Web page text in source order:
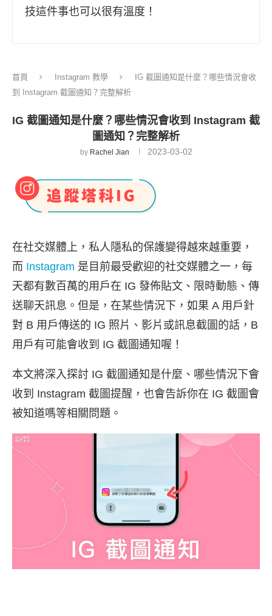
技這件事也可以很有溫度！
首頁 Instagram 教學
IG 截圖通知是什麼？哪些情況會收
到 Instagram 截圖通知？完整解析
IG 截圖通知是什麼？哪些情況會收到 Instagram 截
圖通知？完整解析
by Rachel Jian 2023-03-02
在社交媒體上，私人隱私的保護變得越來越重要，
而 Instagram 是目前最受歡迎的社交媒體之一，每
天都有數百萬的用戶在 IG 發佈貼文、限時動態、傳
送聊天訊息。但是，在某些情況下，如果 A 用戶針
對 B 用戶傳送的 IG 照片、影片或訊息截圖的話，B
用戶有可能會收到 IG 截圖通知喔！
本文將深入探討 IG 截圖通知是什麼、哪些情況下會
收到 Instagram 截圖提醒，也會告訴你在 IG 截圖會
被知道嗎等相關問題。